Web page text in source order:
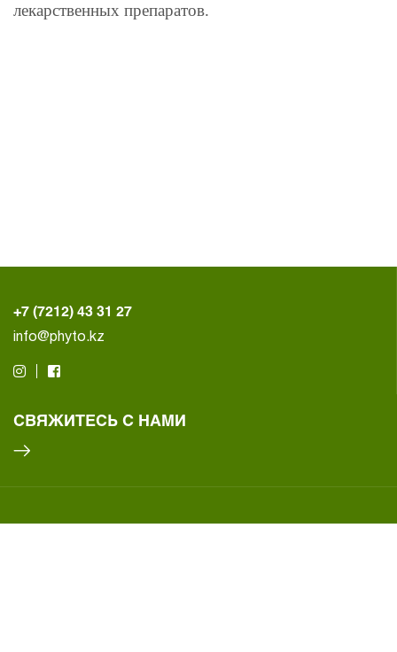
лекарственных препаратов.
+7 (7212) 43 31 27
info@phyto.kz
СВЯЖИТЕСЬ С НАМИ